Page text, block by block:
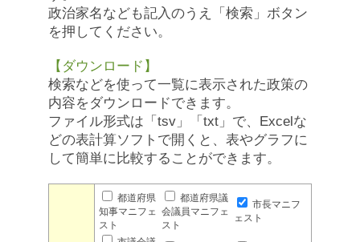
政治家名なども記入のうえ「検索」ボタン
を押してください。
【ダウンロード】
検索などを使って一覧に表示された政策の
内容をダウンロードできます。
ファイル形式は「tsv」「txt」で、Excelな
どの表計算ソフトで開くと、表やグラフに
して簡単に比較することができます。
都道府県
知事マニフェ
スト
都道府県議
会議員マニフェ
スト
市長マニフ
ェスト